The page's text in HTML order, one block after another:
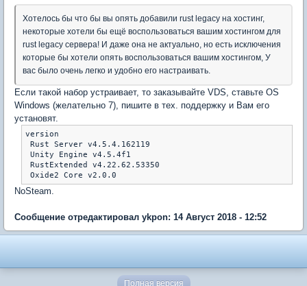
Хотелось бы что бы вы опять добавили rust legacy на хостинг,
некоторые хотели бы ещё воспользоваться вашим хостингом для
rust legacy сервера! И даже она не актуально, но есть исключения
которые бы хотели опять воспользоваться вашим хостингом, У
вас было очень легко и удобно его настраивать.
Если такой набор устраивает, то заказывайте VDS, ставьте OS
Windows (желательно 7), пишите в тех. поддержку и Вам его
установят.
version
Rust Server v4.5.4.162119
Unity Engine v4.5.4f1
RustExtended v4.22.62.53350
NoSteam.
Сообщение отредактировал ykpon: 14 Август 2018 - 12:52
Полная версия